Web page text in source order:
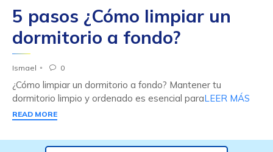
5 pasos ¿Cómo limpiar un
dormitorio a fondo?
Ismael  0
¿Cómo limpiar un dormitorio a fondo? Mantener tu
dormitorio limpio y ordenado es esencial paraLEER MÁS
READ MORE